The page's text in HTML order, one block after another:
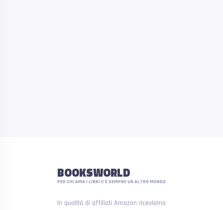
BOOKSWORLD
PER CHI AMA I LIBRI C'È SEMPRE UN ALTRO MONDO
In qualità di affiliati Amazon riceviamo